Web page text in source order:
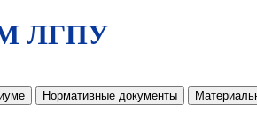
ЛГПУ
Нормативные документы